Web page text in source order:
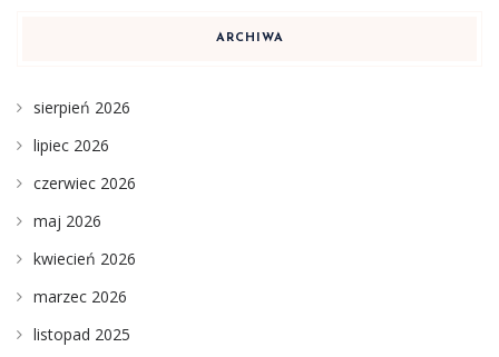
ARCHIWA
sierpień 2026
lipiec 2026
czerwiec 2026
maj 2026
kwiecień 2026
marzec 2026
listopad 2025